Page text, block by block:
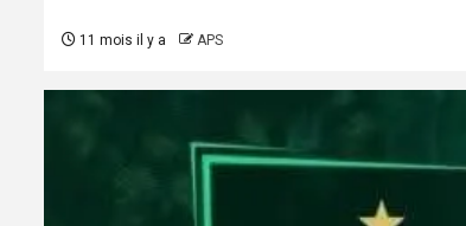
11 mois il y a APS